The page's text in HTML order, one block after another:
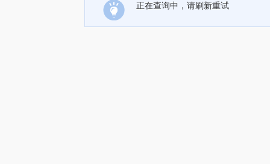
正在查询中，请刷新重试